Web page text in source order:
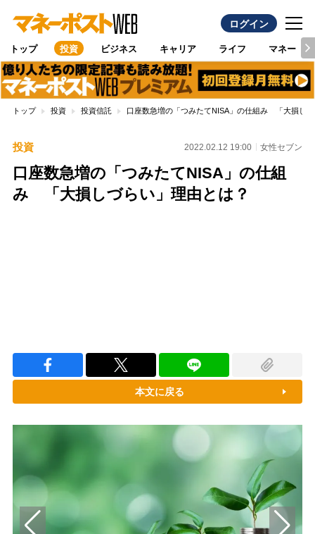
ログイン
トップ 投資 ビジネス キャリア ライフ マネー
トップ 投資 投資信託 口座数急増の「つみたてNISA」の仕組み 「大損し
投資 2022.02.12 19:00 女性セブン
口座数急増の「つみたてNISA」の仕組
み 「大損しづらい」理由とは？
本文に戻る